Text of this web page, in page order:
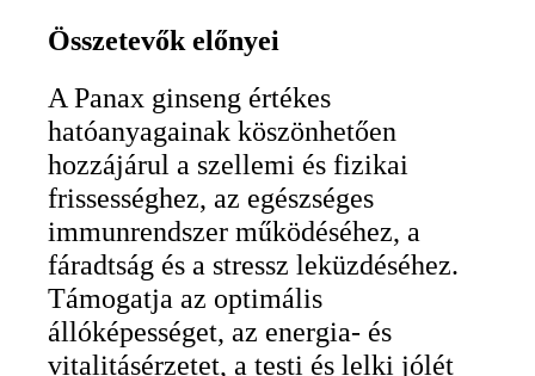
Összetevők előnyei
A Panax ginseng értékes
hatóanyagainak köszönhetően
hozzájárul a szellemi és fizikai
frissességhez, az egészséges
immunrendszer működéséhez, a
fáradtság és a stressz leküzdéséhez.
Támogatja az optimális
állóképességet, az energia- és
vitalitásérzetet, a testi és lelki jólét